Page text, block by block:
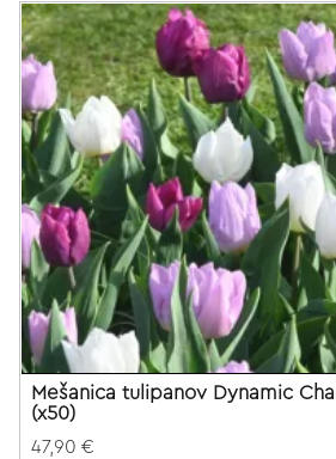
Mešanica tulipanov Dynamic
(x50)
47,90 €